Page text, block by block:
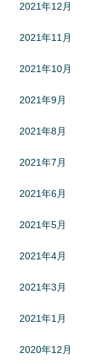
2021年12月
2021年11月
2021年10月
2021年9月
2021年8月
2021年7月
2021年6月
2021年5月
2021年4月
2021年3月
2021年1月
2020年12月